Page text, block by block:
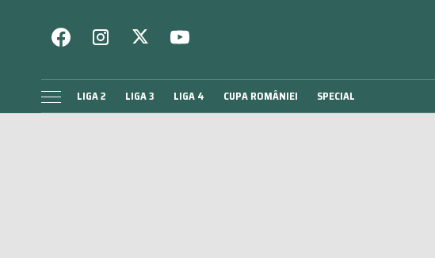
LIGA 2 LIGA 3 LIGA 4 CUPA ROMÂNIEI SPECIAL